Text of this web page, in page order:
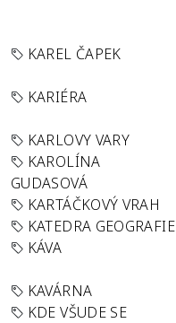
KAREL ČAPEK
KARIÉRA
KARLOVY VARY
KAROLÍNA
GUDASOVÁ
KARTÁČKOVÝ VRAH
KATEDRA GEOGRAFIE
KÁVA
KAVÁRNA
KDE VŠUDE SE